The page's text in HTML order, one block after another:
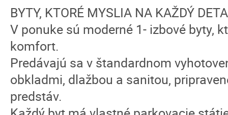
BYTY, KTORÉ MYSLIA NA KAŽDÝ
V ponuke sú moderné 1- izbové byty,
komfort.
Predávajú sa v štandardnom
obkladmi, dlažbou a sanitou,
predstáv.